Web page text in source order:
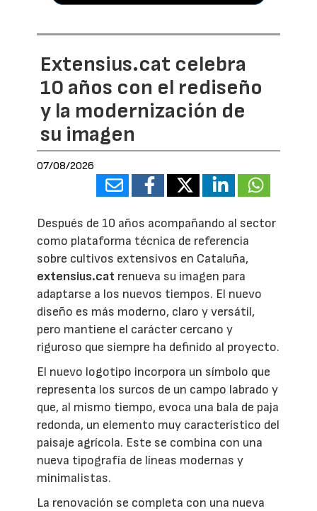
Extensius.cat celebra
10 años con el rediseño
y la modernización de
su imagen
07/08/2026
Después de 10 años acompañando al sector
como plataforma técnica de referencia
sobre cultivos extensivos en Cataluña,
extensius.cat renueva su imagen para
adaptarse a los nuevos tiempos. El nuevo
diseño es más moderno, claro y versátil,
pero mantiene el carácter cercano y
riguroso que siempre ha definido al proyecto.
El nuevo logotipo incorpora un símbolo que
representa los surcos de un campo labrado y
que, al mismo tiempo, evoca una bala de paja
redonda, un elemento muy característico del
paisaje agrícola. Este se combina con una
nueva tipografía de líneas modernas y
minimalistas.
La renovación se completa con una nueva